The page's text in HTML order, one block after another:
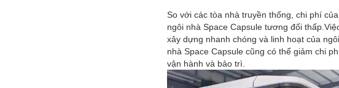
So với các tòa nhà truyền thống, chi phí của
ngôi nhà Space Capsule tương đối
xây dựng nhanh chóng và linh hoạt của ngôi
nhà Space Capsule cũng có thể giảm chi
vận hành và bảo trì.